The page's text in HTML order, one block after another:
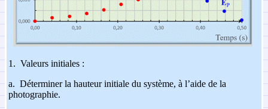
1. Valeurs initiales :
a. Déterminer la hauteur initiale du système, à l’aide de la
photographie.